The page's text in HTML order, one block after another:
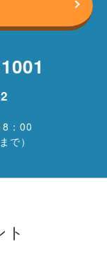
：00
で）